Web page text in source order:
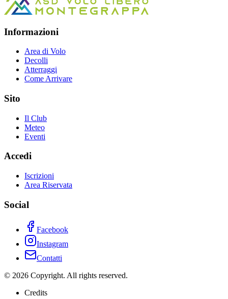
Informazioni
Area di Volo
Decolli
Atterraggi
Come Arrivare
Sito
Il Club
Meteo
Eventi
Accedi
Iscrizioni
Area Riservata
Social
Facebook
Instagram
Contatti
© 2026 Copyright. All rights reserved.
Credits